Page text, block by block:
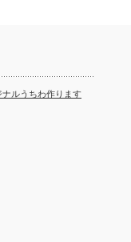
ルうちわ作ります